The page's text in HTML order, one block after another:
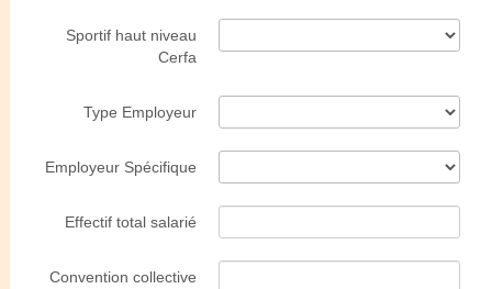
Sportif haut niveau
Cerfa
Type Employeur
Employeur Spécifique
Effectif total salarié
Convention collective